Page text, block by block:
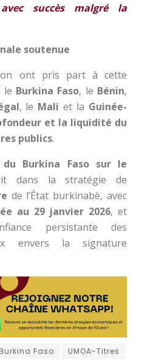
succès malgré la
soutenue
ont pris part à cette
le Burkina Faso, le Bénin,
, le Mali et la Guinée-
et la liquidité du
publics.
Burkina Faso sur le
dans la stratégie de
de l’État burkinabè, avec
au 29 janvier 2026, et
persistante des
envers la signature
Burkina Faso UMOA-Titres